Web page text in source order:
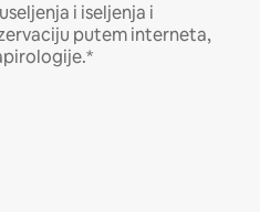
i iseljenja i
putem interneta,